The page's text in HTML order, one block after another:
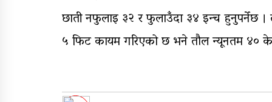
छाती नफुलाइ ३२ र फुलाउँदा ३४ इन्च हुनुपर्नेछ
५ फिट कायम गरिएको छ भने तौल न्यूनतम ४०